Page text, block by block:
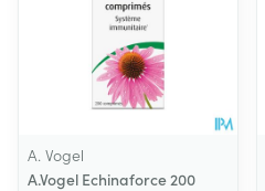
A. Vogel
A.Vogel Echinaforce 200